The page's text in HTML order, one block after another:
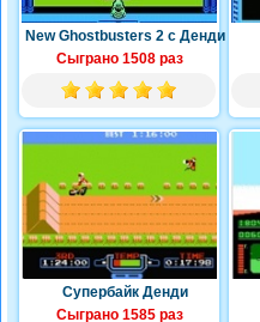
New Ghostbusters 2 с Денди
Сыграно 1508 раз
Супербайк Денди
Сыграно 1585 раз